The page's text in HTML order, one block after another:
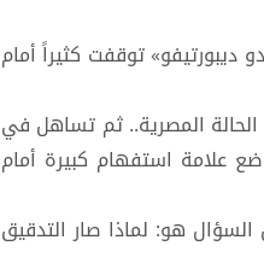
توقفت كثيراً أمام
المصرية.. ثم تساهل في
علامة استفهام كبيرة أمام
هو: لماذا صار التدقيق